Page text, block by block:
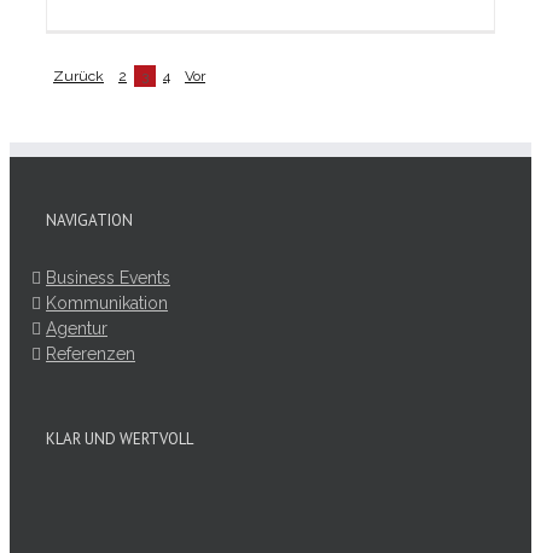
Zurück 2 3 4 Vor
NAVIGATION
Business Events
Kommunikation
Agentur
Referenzen
KLAR UND WERTVOLL